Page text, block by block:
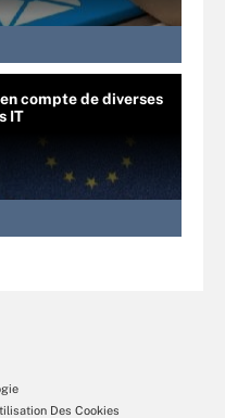
compte de diverses
IT
Des Cookies